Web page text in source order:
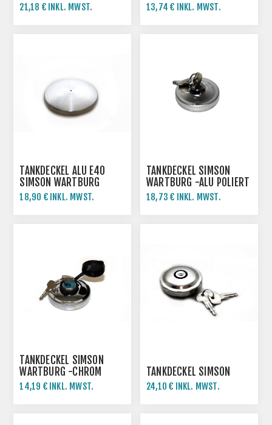
21,18 € INKL. MWST. 13,74 € INKL. MWST.
TANKDECKEL ALU E40
SIMSON WARTBURG
18,90 € INKL. MWST.
TANKDECKEL SIMSON
WARTBURG -ALU POLIERT
18,73 € INKL. MWST.
TANKDECKEL SIMSON
WARTBURG -CHROM
14,19 € INKL. MWST.
TANKDECKEL SIMSON
24,10 € INKL. MWST.